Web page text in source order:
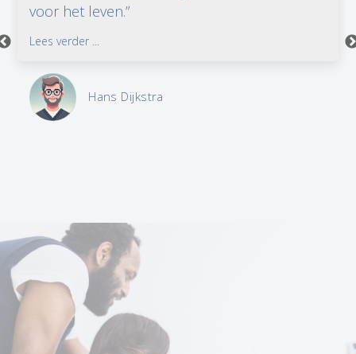
voor het leven.”
Lees verder ...
Hans Dijkstra